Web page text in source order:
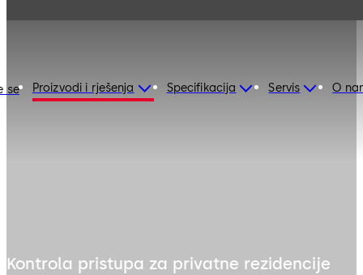
se Proizvodi i rješenja Specifikacija Servis O
Kontrola pristupa za privatne rezidencije